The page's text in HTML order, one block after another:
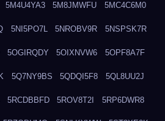
5M4U4YA3 5M8JMWFU 5MC4C6M0
5NI5PO7L 5NROBV9R 5NSPSK7R
5OGIRQDY 5OIXNVW6 5OPF8A7F
5Q7NY9BS 5QDQI5F8 5QL8UU2J
5RCDBBFD 5ROV8T2I 5RP6DWR8